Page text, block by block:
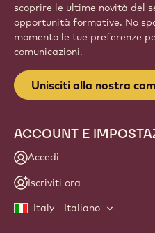
scoprire le ultime novità del
opportunità formative. No
momento le tue preferenze
comunicazioni.
Unisciti alla nostra
ACCOUNT E
Accedi
Iscriviti ora
Italy - Italiano